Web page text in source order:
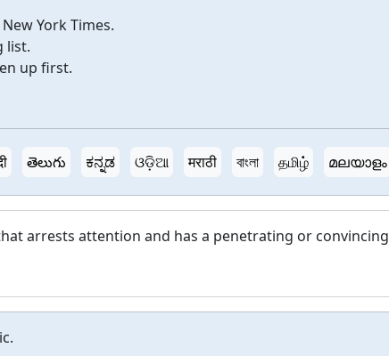
York Times.
list.
up first.
తెలుగు ಕನ್ನಡ ଓଡ଼ିଆ मराठी বাংলা தமிழ் മലയാളം
arrests attention and has a penetrating or convincing